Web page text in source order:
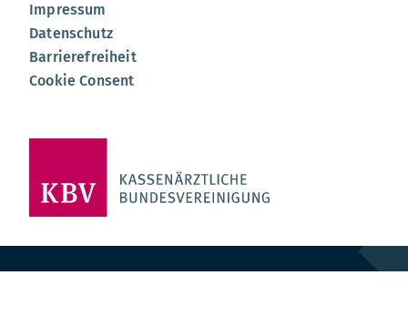
Impressum
Datenschutz
Barrierefreiheit
Cookie Consent